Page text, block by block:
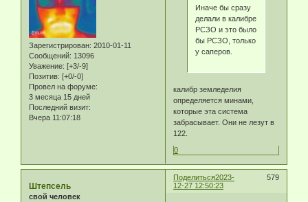
Зарегистрирован: 2010-01-11
Сообщений: 13096
Уважение: [+3/-9]
Позитив: [+0/-0]
Провел на форуме:
3 месяца 15 дней
Последний визит:
Вчера 11:07:18
Иначе бы сразу
делали в калибре
РСЗО и это было
бы РСЗО, только
у саперов.
калибр земледелия
определяется минами,
которые эта система
забрасывает. Они не лезут в
122.
0
Поделиться 579
2023-
12-27 12:50:23
Штепсель
свой человек